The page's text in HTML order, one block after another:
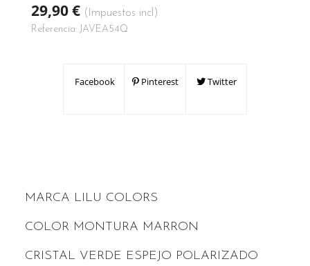
29,90 € (Impuestos incl)
Referencia: JAVEA54Q
Facebook Pinterest Twitter
MARCA LILU COLORS
COLOR MONTURA MARRON
CRISTAL VERDE ESPEJO POLARIZADO